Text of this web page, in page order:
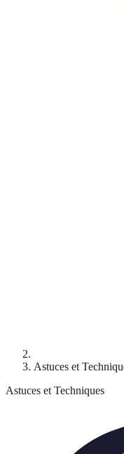
Astuces et
Astuces et Techniques